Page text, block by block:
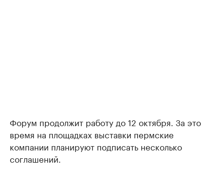
Форум продолжит работу до 12 октября. За это
время на площадках выставки пермские
компании планируют подписать несколько
соглашений.